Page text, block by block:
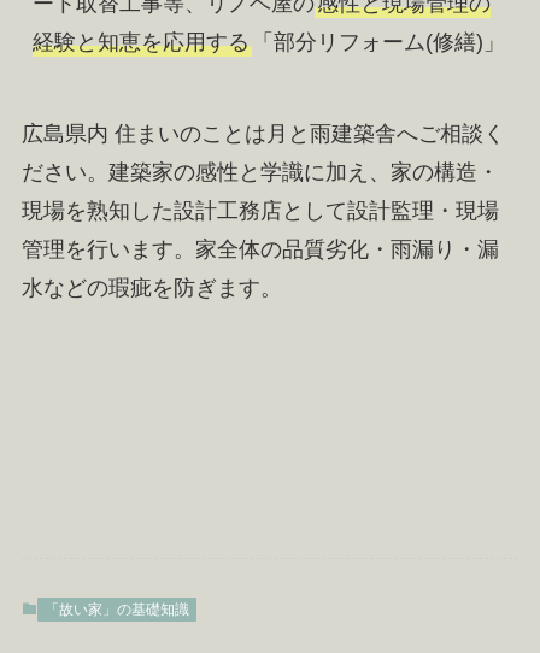
経験と知恵を応用する「部分リフォーム(修繕)」
広島県内 住まいのことは月と雨建築舎へご相談く
ださい。建築家の感性と学識に加え、家の構造・
現場を熟知した設計工務店として設計監理・現場
管理を行います。家全体の品質劣化・雨漏り・漏
水などの瑕疵を防ぎます。
「故い家」の基礎知識